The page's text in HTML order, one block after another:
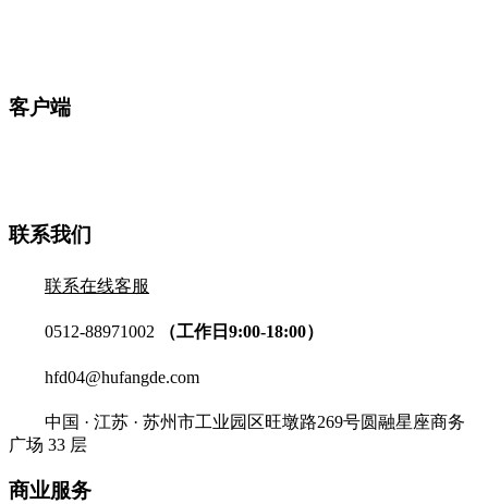
客户端
联系我们
联系在线客服
0512-88971002 （工作日9:00-18:00）
hfd04@hufangde.com
中国 · 江苏 · 苏州市工业园区旺墩路269号圆融星座商务
广场 33 层
商业服务